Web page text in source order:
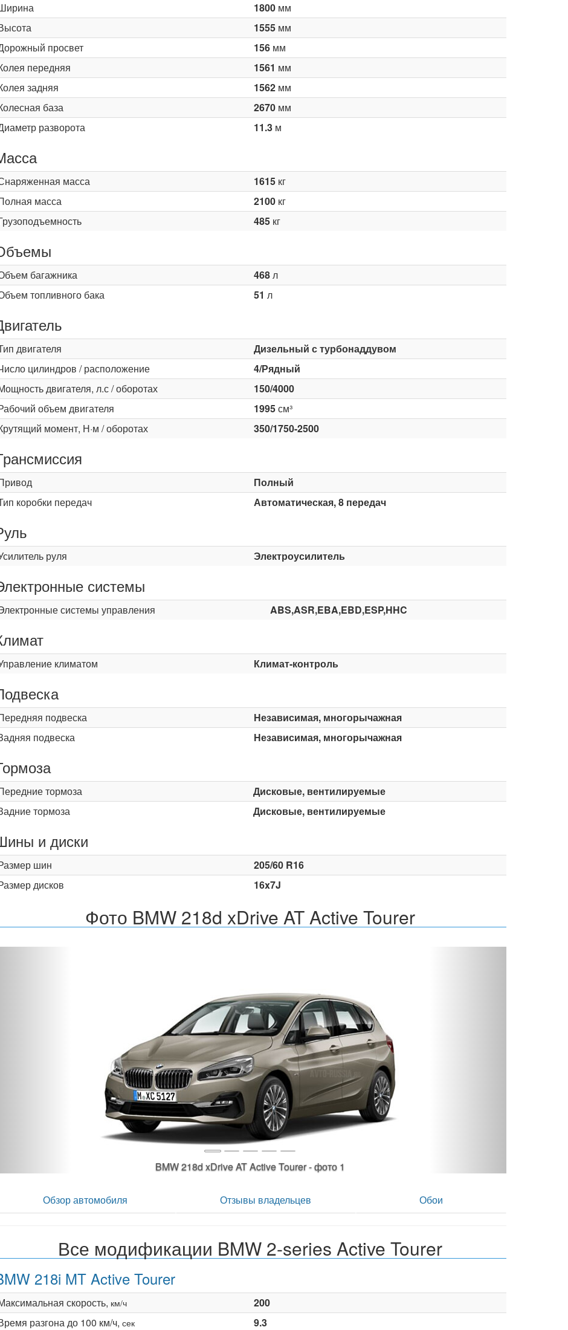
1800мм
1555мм
просвет
156мм
передняя
1561 мм
задняя
1562мм
база
2670мм
разворота
11.3м
масса 1615кг
масса
2100кг
485кг
багажника 468л
топливного бака
51 л
двигателя
Дизельный с турбонаддувом
цилиндров / расположение
4/Рядный
двигателя, л.с / оборотах
150/4000
объем двигателя
1995см³
момент, Н·м / оборотах
350/1750-2500
Полный
коробки передач
Автоматическая, 8 передач
руля Электроусилитель
системы
системы управления ABS,ASR,EBA,EBD,ESP,HHC
климатом Климат-контроль
подвеска
Независимая, многорычажная
подвеска
Независимая, многорычажная
тормоза
Дисковые, вентилируемые
тормоза
Дисковые, вентилируемые
и диски
шин
205/60 R16
дисков
16x7J
Фото BMW 218d xDrive AT Active Tourer
BMW 218d xDrive AT Active Tourer - фото 2
Обзор автомобиля Отзывы владельцев Обои
Все модификации BMW 2-series Active Tourer
218i MT Active Tourer
скорость, км/ч
200
разгона до 100 км/ч, сек 9.3